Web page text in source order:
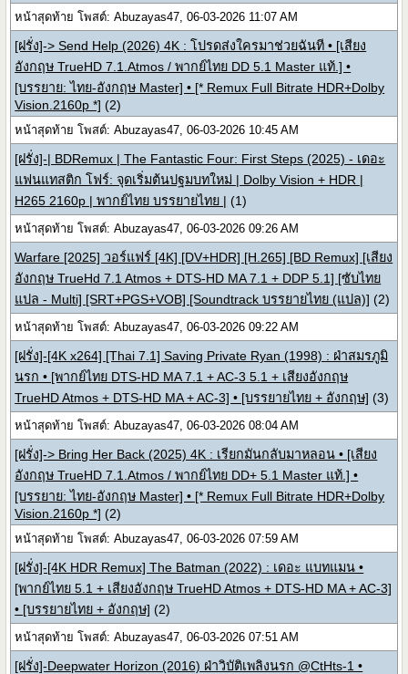
หน้าสุดท้าย โพสต์: Abuzayas47, 06-03-2026 11:07 AM
[ฝรั่ง]-> Send Help (2026) 4K : โปรดส่งใครมาช่วยฉันที • [เสียง
อังกฤษ TrueHD 7.1.Atmos / พากย์ไทย DD 5.1 Master แท้.] •
[บรรยาย: ไทย-อังกฤษ Master] • [* Remux Full Bitrate HDR+Dolby
Vision.2160p *] (2)
หน้าสุดท้าย โพสต์: Abuzayas47, 06-03-2026 10:45 AM
[ฝรั่ง]-| BDRemux | The Fantastic Four: First Steps (2025) - เดอะ
แฟนแทสติก โฟร์: จุดเริ่มต้นปฐมบทใหม่ | Dolby Vision + HDR |
H265 2160p | พากย์ไทย บรรยายไทย | (1)
หน้าสุดท้าย โพสต์: Abuzayas47, 06-03-2026 09:26 AM
Warfare [2025] วอร์แฟร์ [4K] [DV+HDR] [H.265] [BD Remux] [เสียง
อังกฤษ TrueHd 7.1 Atmos + DTS-HD MA 7.1 + DDP 5.1] [ซับไทย
แปล - Multi] [SRT+PGS+VOB] [Soundtrack บรรยายไทย (แปล)] (2)
หน้าสุดท้าย โพสต์: Abuzayas47, 06-03-2026 09:22 AM
[ฝรั่ง]-[4K x264] [Thai 7.1] Saving Private Ryan (1998) : ฝ่าสมรภูมิ
นรก • [พากย์ไทย DTS-HD MA 7.1 + AC-3 5.1 + เสียงอังกฤษ
TrueHD Atmos + DTS-HD MA + AC-3] • [บรรยายไทย + อังกฤษ] (3)
หน้าสุดท้าย โพสต์: Abuzayas47, 06-03-2026 08:04 AM
[ฝรั่ง]-> Bring Her Back (2025) 4K : เรียกมันกลับมาหลอน • [เสียง
อังกฤษ TrueHD 7.1.Atmos / พากย์ไทย DD+ 5.1 Master แท้.] •
[บรรยาย: ไทย-อังกฤษ Master] • [* Remux Full Bitrate HDR+Dolby
Vision.2160p *] (2)
หน้าสุดท้าย โพสต์: Abuzayas47, 06-03-2026 07:59 AM
[ฝรั่ง]-[4K HDR Remux] The Batman (2022) : เดอะ แบทแมน •
[พากย์ไทย 5.1 + เสียงอังกฤษ TrueHD Atmos + DTS-HD MA + AC-3]
• [บรรยายไทย + อังกฤษ] (2)
หน้าสุดท้าย โพสต์: Abuzayas47, 06-03-2026 07:51 AM
[ฝรั่ง]-Deepwater Horizon (2016) ฝ่าวิบัติเพลิงนรก @CtHts-1 •